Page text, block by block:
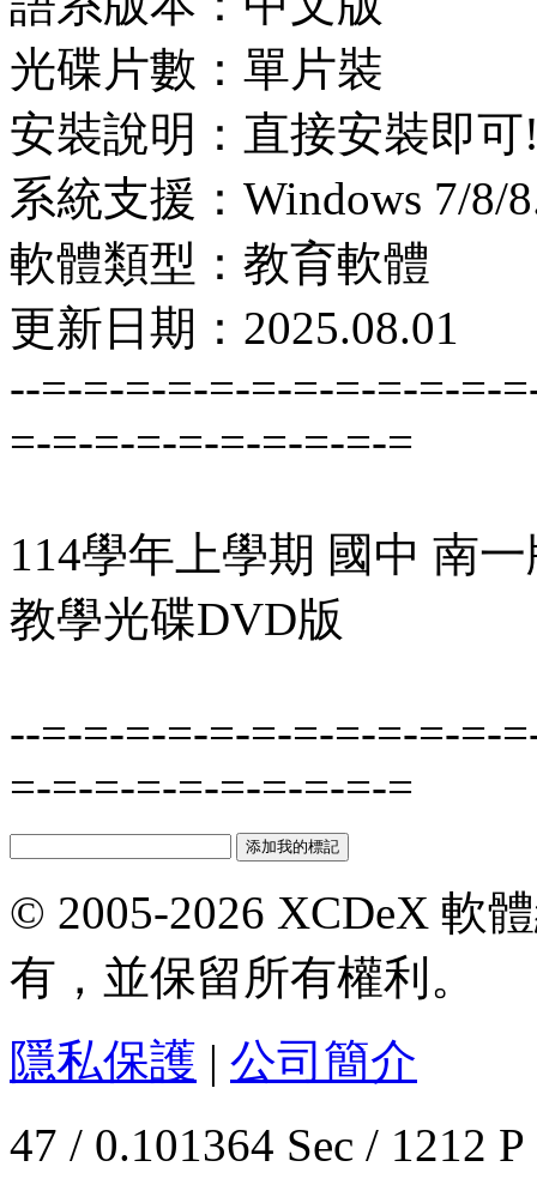
光碟片數：單片裝
安裝說明：直接安裝即可
系統支援：Windows 7/8/
軟體類型：教育軟體
更新日期：2025.08.01
--=-=-=-=-=-=-=-=-=-=-=-
=-=-=-=-=-=-=-=-=-=
114學年上學期 國中 南
教學光碟DVD版
--=-=-=-=-=-=-=-=-=-=-=-
=-=-=-=-=-=-=-=-=-=
© 2005-2026 XCDeX 軟
有，並保留所有權利。
隱私保護 | 公司簡介
47 / 0.101364 Sec / 1212